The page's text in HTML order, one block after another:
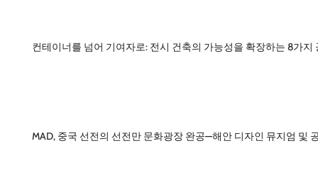
컨테이너를 넘어 기여자로: 전시 건축의 가능성을 확장하는 8가지
MAD, 중국 선전의 선전만 문화광장 완공—해안 디자인 뮤지엄 및